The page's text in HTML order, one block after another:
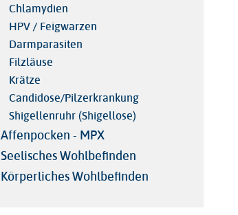
Chlamydien
HPV / Feigwarzen
Darmparasiten
Filzläuse
Krätze
Candidose/Pilzerkrankung
Shigellenruhr (Shigellose)
Affenpocken - MPX
Seelisches Wohlbefinden
Körperliches Wohlbefinden